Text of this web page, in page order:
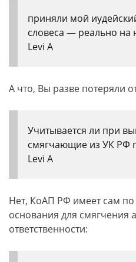
приняли мой
словеса — реально на
Levi A
А что, Вы разве потеряли
Учитывается ли при
смягчающие из УК РФ
Levi A
Нет, КоАП РФ имеет сам
основания для смягчения
ответственности: